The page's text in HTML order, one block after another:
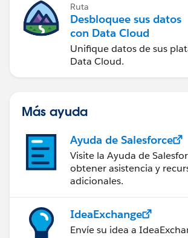
Ruta
Desbloquee sus datos
con Data Cloud
Unifique datos de sus
Data Cloud.
Más ayuda
Ayuda de Salesforce
Visite la Ayuda de
obtener asistencia y
adicionales.
IdeaExchange
Envíe su idea a